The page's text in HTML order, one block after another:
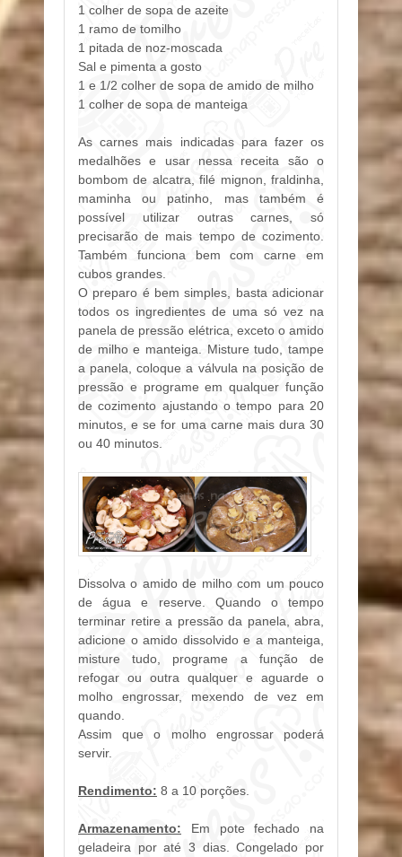
1 colher de sopa de azeite
1 ramo de tomilho
1 pitada de noz-moscada
Sal e pimenta a gosto
1 e 1/2 colher de sopa de amido de milho
1 colher de sopa de manteiga
As carnes mais indicadas para fazer os
medalhões e usar nessa receita são o
bombom de alcatra, filé mignon, fraldinha,
maminha ou patinho, mas também é
possível utilizar outras carnes, só
precisarão de mais tempo de cozimento.
Também funciona bem com carne em
cubos grandes.
O preparo é bem simples, basta adicionar
todos os ingredientes de uma só vez na
panela de pressão elétrica, exceto o amido
de milho e manteiga. Misture tudo, tampe
a panela, coloque a válvula na posição de
pressão e programe em qualquer função
de cozimento ajustando o tempo para 20
minutos, e se for uma carne mais dura 30
ou 40 minutos.
Dissolva o amido de milho com um pouco
de água e reserve. Quando o tempo
terminar retire a pressão da panela, abra,
adicione o amido dissolvido e a manteiga,
misture tudo, programe a função de
refogar ou outra qualquer e aguarde o
molho engrossar, mexendo de vez em
quando.
Assim que o molho engrossar poderá
servir.
Rendimento: 8 a 10 porções.
Armazenamento: Em pote fechado na
geladeira por até 3 dias. Congelado por